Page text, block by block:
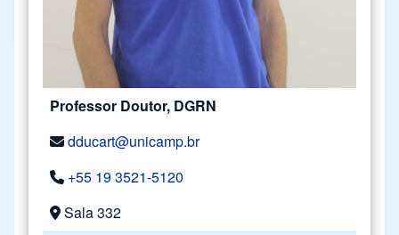
Professor Doutor, DGRN
dducart@unicamp.br
+55 19 3521-5120
Sala 332